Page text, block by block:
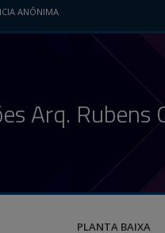
ANÔNIMA
Arq. Rubens
PLANTA BAIXA